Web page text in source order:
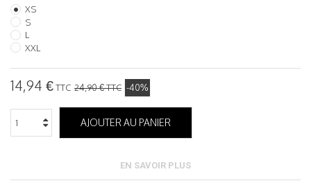
XS
S
L
XXL
14,94 €TTC 24,90 €TTC -40%
AJOUTER AU PANIER
EN SAVOIR PLUS